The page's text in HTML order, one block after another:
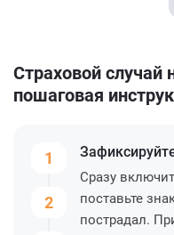
Страховой случай
пошаговая
1
2
Сразу
поставьте
пострадал.